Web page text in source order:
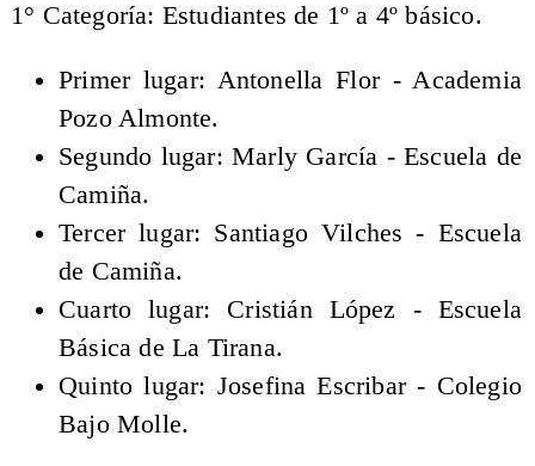
1° Categoría: Estudiantes de 1º a 4º básico.
Primer lugar: Antonella Flor - Academia
Pozo Almonte.
Segundo lugar: Marly García - Escuela de
Camiña.
Tercer lugar: Santiago Vilches - Escuela
de Camiña.
Cuarto lugar: Cristián López - Escuela
Básica de La Tirana.
Quinto lugar: Josefina Escribar - Colegio
Bajo Molle.